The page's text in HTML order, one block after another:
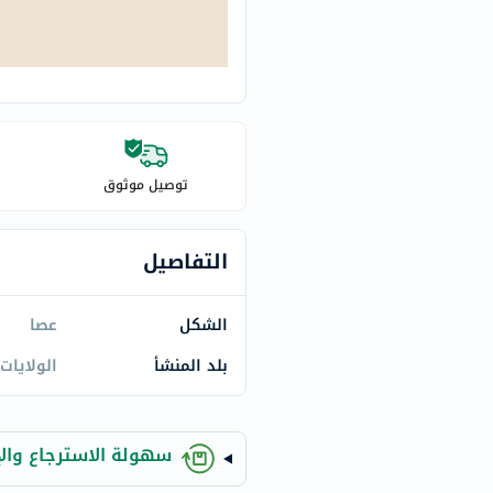
chek
activise
annemarie-
naturals
aveeno
freestylelibre
cetaphil
CHalpha
cerave
mustela
celimax
توصيل موثوق
التفاصيل
الشكل
عصا
بلد المنشأ
سهولة الاسترجاع